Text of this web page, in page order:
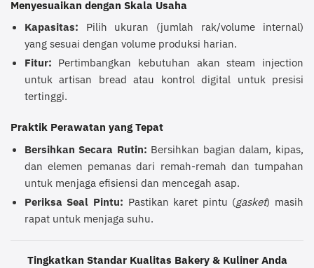
Menyesuaikan dengan Skala Usaha
Kapasitas: Pilih ukuran (jumlah rak/volume internal)
yang sesuai dengan volume produksi harian.
Fitur: Pertimbangkan kebutuhan akan steam injection
untuk artisan bread atau kontrol digital untuk presisi
tertinggi.
Praktik Perawatan yang Tepat
Bersihkan Secara Rutin: Bersihkan bagian dalam, kipas,
dan elemen pemanas dari remah-remah dan tumpahan
untuk menjaga efisiensi dan mencegah asap.
Periksa Seal Pintu: Pastikan karet pintu (gasket) masih
rapat untuk menjaga suhu.
Tingkatkan Standar Kualitas Bakery & Kuliner Anda